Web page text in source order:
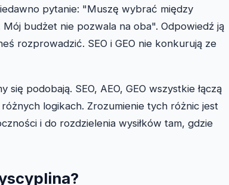
pytanie: "Muszę wybrać między
Mój budżet nie pozwala na oba". Odpowiedź ją
rozprowadzić. SEO i GEO nie konkurują ze
podobają. SEO, AEO, GEO wszystkie łączą
logikach. Zrozumienie tych różnic jest
i do rozdzielenia wysiłków tam, gdzie